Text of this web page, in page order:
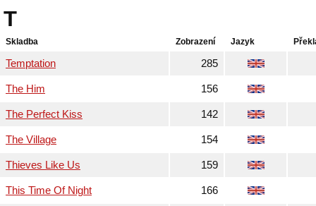
T
Skladba Zobrazení Jazyk
Temptation 285
The Him 156
The Perfect Kiss 142
The Village 154
Thieves Like Us 159
This Time Of Night 166